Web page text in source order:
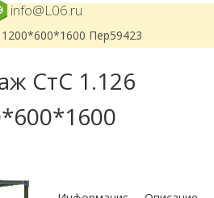
info@L06.ru
Пер59423
СтС 1.126